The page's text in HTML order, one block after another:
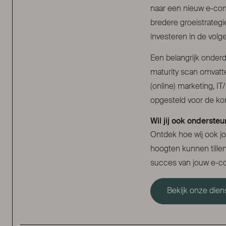
naar een nieuw e-
bredere
investeren in de
Een belangrijk
maturity scan
(online) marketing,
opgesteld voor de
Wil jij ook
Ontdek hoe wij ook
hoogten kunnen
succes van jouw e-
Bekijk onze